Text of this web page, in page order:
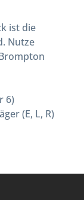
ist die
Nutze
6)
(E, L, R)